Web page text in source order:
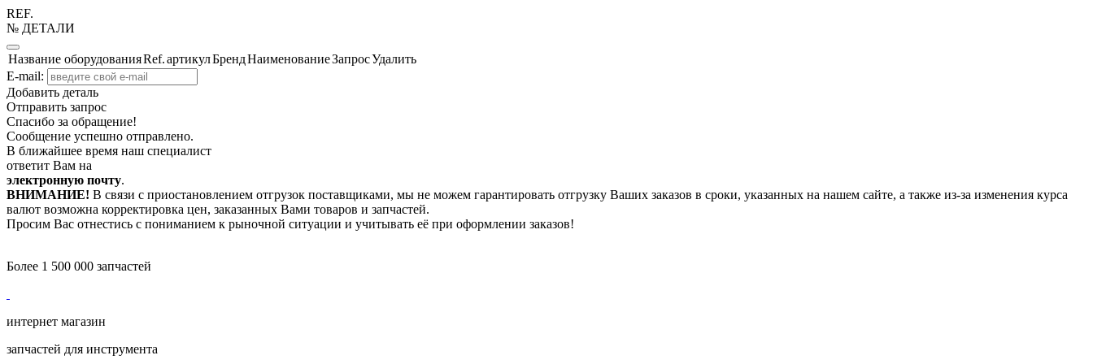
REF.
№ ДЕТАЛИ
Название оборудованияRef.артикулБрендНаименованиеЗапросУдалить
E-mail:
Добавить деталь
Отправить запрос
Спасибо за обращение!
Сообщение успешно отправлено.
В ближайшее время наш специалист
ответит Вам на
электронную почту.
ВНИМАНИЕ! В связи с приостановлением отгрузок поставщиками, мы не можем гарантировать отгрузку Ваших заказов в сроки, указанных на нашем сайте, а также из-за изменения курса
валют возможна корректировка цен, заказанных Вами товаров и запчастей.
Просим Вас отнестись с пониманием к рыночной ситуации и учитывать её при оформлении заказов!
Более 1 500 000 запчастей
интернет магазин
запчастей для инструмента